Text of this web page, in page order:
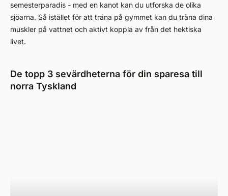
semesterparadis - med en kanot kan du utforska de olika
sjöarna. Så istället för att träna på gymmet kan du träna dina
muskler på vattnet och aktivt koppla av från det hektiska
livet.
De topp 3 sevärdheterna för din sparesa till
norra Tyskland